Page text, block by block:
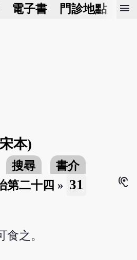
電子書 門診地點 預
menu
本)
搜尋
書介
第二十四 » 31
hearing
之。